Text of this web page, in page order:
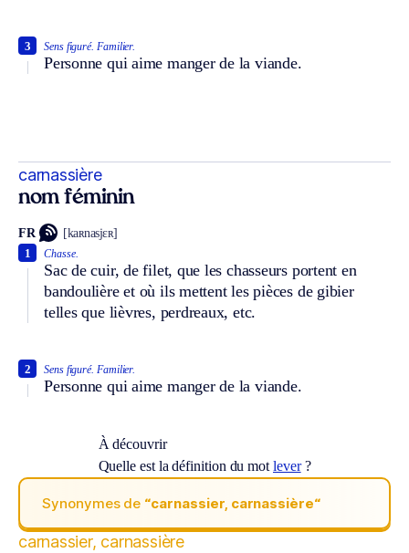
Sens figuré. Familier.
Personne qui aime manger de la viande.
3
carnassière
nom féminin
FR [kaʀnasjɛʀ]
Chasse.
Sac de cuir, de filet, que les chasseurs portent en
bandoulière et où ils mettent les pièces de gibier
telles que lièvres, perdreaux, etc.
1
Sens figuré. Familier.
Personne qui aime manger de la viande.
2
À découvrir
Quelle est la définition du mot lever?
Synonymes de “carnassier, carnassière“
carnassier, carnassière